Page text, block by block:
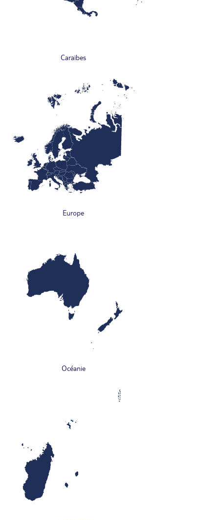
Caraïbes
Europe
Océanie